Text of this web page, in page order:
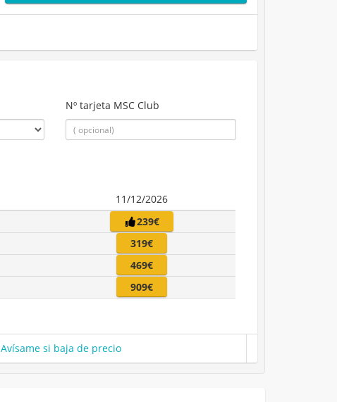
Nº tarjeta MSC Club
11/12/2026
239€
319€
469€
909€
Avísame si baja de precio